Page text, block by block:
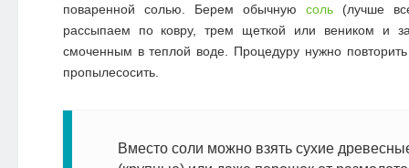
поваренной солью. Берем обычную соль(лучше
рассыпаем по ковру, трем щеткой или веником и
смоченным в теплой воде. Процедуру нужно
пропылесосить.
Вместо соли можно взять сухие